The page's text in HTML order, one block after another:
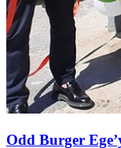
Odd Burger